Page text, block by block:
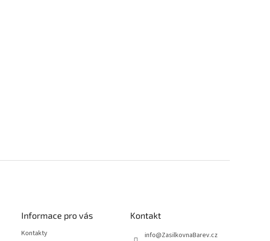
Informace pro vás
Kontakty
Kontakt
info@ZasilkovnaBarev.cz